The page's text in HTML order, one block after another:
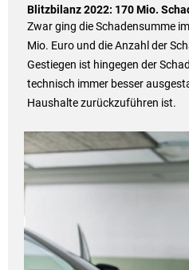
Blitzbilanz 2022: 170 Mio.
Zwar ging die Schadensumme
Mio. Euro und die Anzahl der
Gestiegen ist hingegen der
technisch immer besser
Haushalte zurückzuführen ist.